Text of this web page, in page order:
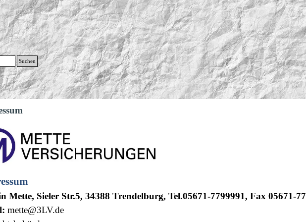
Suchen
Menü überspringen
Mette, Sieler Str.5, 34388 Trendelburg, Tel.05671-7799991, Fax 05671-
mette@3LV.de